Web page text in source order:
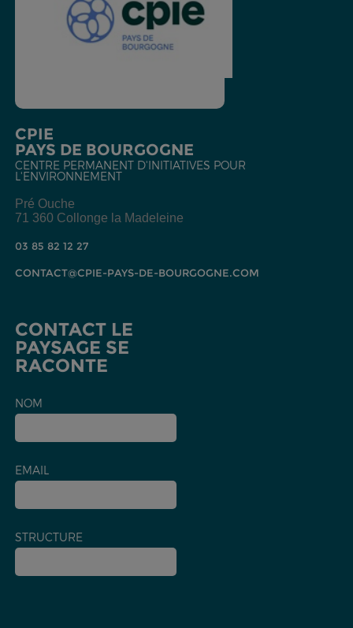
CPIE
PAYS DE BOURGOGNE
CENTRE PERMANENT D'INITIATIVES POUR
L'ENVIRONNEMENT
Pré Ouche
71 360 Collonge la Madeleine
03 85 82 12 27
CONTACT@CPIE-PAYS-DE-BOURGOGNE.COM
CONTACT LE
PAYSAGE SE
RACONTE
NOM
EMAIL
STRUCTURE